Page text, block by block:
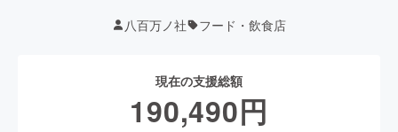
八百万ノ社 フード・飲食店
現在の支援総額
190,490円